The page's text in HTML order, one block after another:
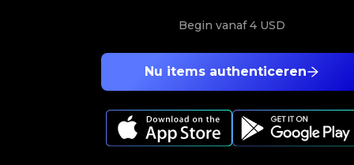
Nu items authenticeren
Begin vanaf4 USD